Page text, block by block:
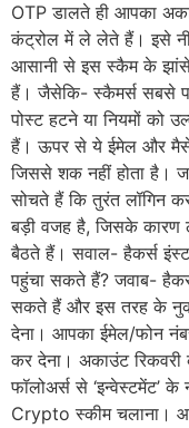
OTP डालते ही आपका
कंट्रोल में ले लेते हैं। इसे
आसानी से इस स्कैम के
हैं। जैसेकि- स्कैमर्स सबसे
पोस्ट हटने या नियमों
हैं। ऊपर से ये ईमेल और
जिससे शक नहीं होता है।
सोचते हैं कि तुरंत लॉगिन
बड़ी वजह है, जिसके कारण
बैठते हैं। सवाल- हैकर्स
पहुंचा सकते हैं? जवाब-
सकते हैं और इस तरह के
देना। आपका ईमेल/फोन
कर देना। अकाउंट रिकवरी
फॉलोअर्स से ‘इन्वेस्टमेंट’
Crypto स्कीम चलाना।